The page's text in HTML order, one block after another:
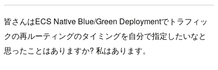
皆さんはECS Native Blue/Green Deploymentでトラフィッ
クの再ルーティングのタイミングを自分で指定したいなと
思ったことはありますか? 私はあります。